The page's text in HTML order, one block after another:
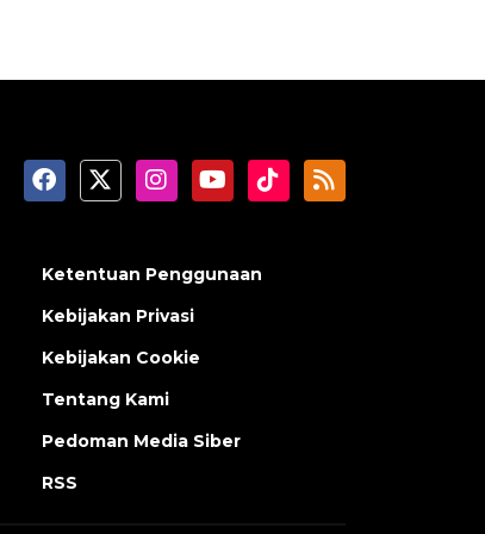
Ketentuan Penggunaan
Kebijakan Privasi
Kebijakan Cookie
Tentang Kami
Pedoman Media Siber
RSS